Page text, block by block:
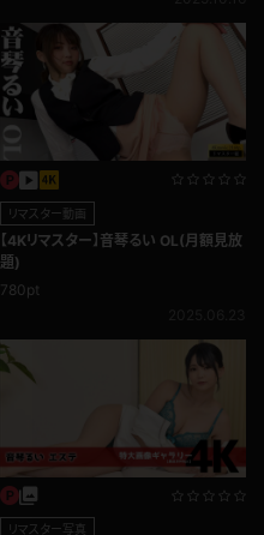
リマスター動画
【4Kリマスター】音琴るい OL(月額見放
題)
780pt
リマスター写真